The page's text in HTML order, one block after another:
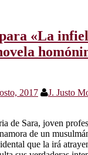
«La
2017 J. Justo
de Sara, joven
de un
que la irá